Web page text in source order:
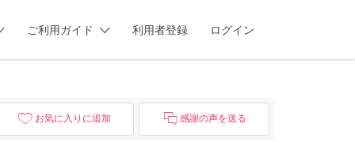
ご利用ガイド 利用者登録 ログイン
お気に入りに追加 感謝の声を送る